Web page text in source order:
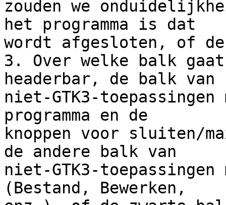
zouden we
het programma is dat
wordt afgesloten, of de
3. Over welke balk
headerbar, de balk van
niet-GTK3-
programma en de
knoppen voor sluiten/
de andere balk van
niet-GTK3-
(Bestand, Bewerken,